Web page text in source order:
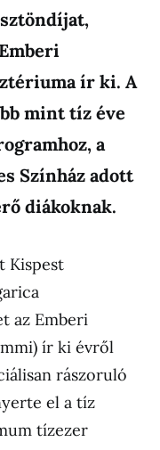
ír ki. A
mint tíz éve
a
Színház adott
diákoknak.
Kispest
az Emberi
ír ki évről
rászoruló
el a tíz
tízezer